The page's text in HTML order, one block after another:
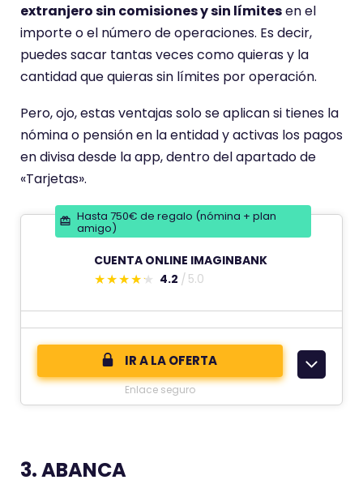
e
n
a
p
t
u
a
c
i
ó
d
extranjero sin comisiones y sin límitesen el
importe o el número de operaciones. Es decir,
puedes sacar tantas veces como quieras y la
cantidad que quieras sin límites por operación.
Pero, ojo, estas ventajas solo se aplican si tienes la
nómina o pensión en la entidad y activas los pagos
en divisa desde la app, dentro del apartado de
«Tarjetas».
Hasta 750€ de regalo (nómina + plan
amigo)
CUENTA ONLINE IMAGINBANK
E
s
t
c
n
4.2 5.0
IR A LA OFERTA
Enlace seguro
3. ABANCA